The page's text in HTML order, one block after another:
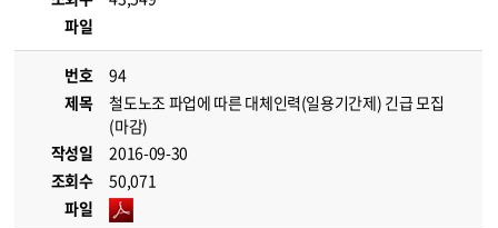
파일
번호
94
제목
철도노조 파업에 따른 대체인력(일용기간제) 긴급 모집
(마감)
작성일
2016-09-30
조회수
50,071
파일